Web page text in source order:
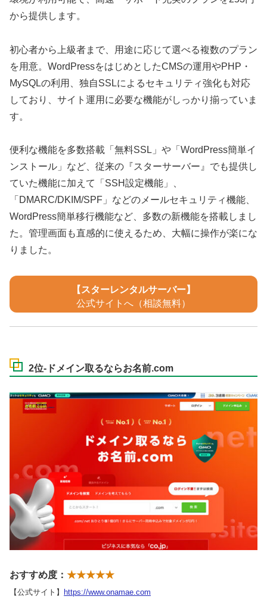
から提供します。
初心者から上級者まで、用途に応じて選べる複数のプラン
を用意。WordPressをはじめとしたCMSの運用やPHP・
MySQLの利用、独自SSLによるセキュリティ強化も対応
しており、サイト運用に必要な機能がしっかり揃っていま
す。
便利な機能を多数搭載「無料SSL」や「WordPress簡単イ
ンストール」など、従来の『スターサーバー』でも提供し
ていた機能に加えて「SSH設定機能」、
「DMARC/DKIM/SPF」などのメールセキュリティ機能、
WordPress簡単移行機能など、多数の新機能を搭載しまし
た。管理画面も直感的に使えるため、大幅に操作が楽にな
りました。
【スターレンタルサーバー】
公式サイトへ（相談無料）
2位-ドメイン取るならお名前.com
おすすめ度： ★★★★★
【公式サイト】 https://www.onamae.com